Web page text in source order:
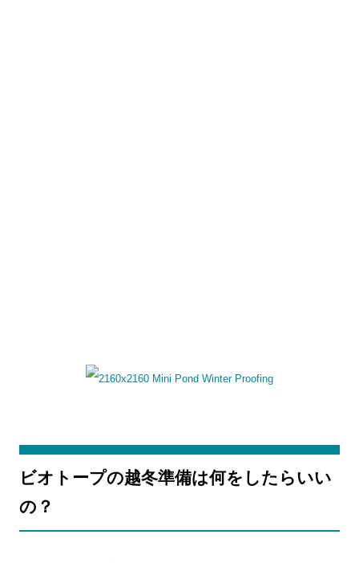
ビオトープの越冬準備は何をしたらいい
の？